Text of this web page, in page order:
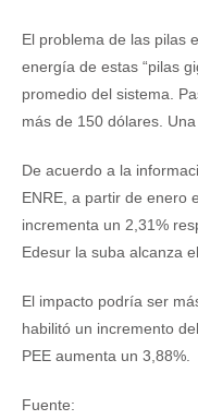
El problema de las pilas
energía de estas “pilas
promedio del sistema.
más de 150 dólares.
De acuerdo a la
ENRE, a partir de enero
incrementa un 2,31%
Edesur la suba alcanza
El impacto podría ser
habilitó un incremento
PEE aumenta un 3,88%.
Fuente: